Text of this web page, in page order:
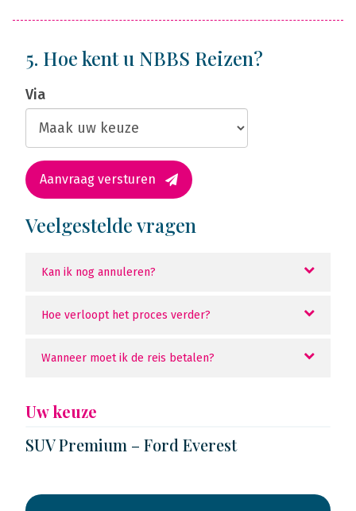
5. Hoe kent u NBBS Reizen?
Via
Aanvraag versturen
Veelgestelde vragen
Kan ik nog annuleren?
Hoe verloopt het proces verder?
Wanneer moet ik de reis betalen?
Uw keuze
SUV Premium – Ford Everest